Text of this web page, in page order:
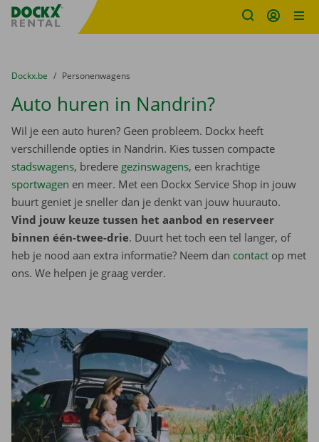
Fratello DEMO
U bevindt zich hier:
van
Dockx.be naar
Personenwagens
Auto huren in Nandrin?
Wil je een auto huren? Geen probleem. Dockx heeft
verschillende opties in Nandrin. Kies tussen compacte
stadswagens, bredere gezinswagens, een krachtige
sportwagen en meer. Met een Dockx Service Shop in jouw
buurt geniet je sneller dan je denkt van jouw huurauto.
Vind jouw keuze tussen het aanbod en reserveer
binnen één-twee-drie. Duurt het toch een tel langer, of
heb je nood aan extra informatie? Neem dan contact op met
ons. We helpen je graag verder.